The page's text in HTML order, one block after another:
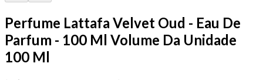
Perfume Lattafa Velvet Oud - Eau De
Parfum - 100 Ml Volume Da Unidade
100 Ml